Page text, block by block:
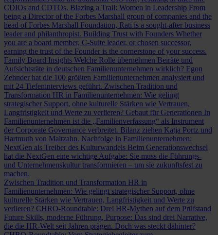
CDIOs and CDTOs. Blazing a Trail: Women in Leadership From
being a Director of the Forbes Marshall group of companies and the
head of Forbes Marshall Foundation, Rati is a sought-after business
leader and philanthropist. Building Trust with Founders Whether
you are a board member, C-Suite leader, or chosen successor,
earning the trust of the Founder is the cornerstone of your success.
Family Board Insights Welche Rolle übernehmen Beiräte und
Aufsichtsräte in deutschen Familienunternehmen wirklich? Egon
Zehnder hat die 100 größten Familienunternehmen analysiert und
mit 24 Tiefeninterviews geführt. Zwischen Tradition und
Transformation HR in Familienunternehmen: Wie gelingt
strategischer Support, ohne kulturelle Stärken wie Vertrauen,
Langfristigkeit und Werte zu verlieren? Gebaut für Generationen In
Familienunternehmen ist die „Familienverfassung“ als Instrument
der Corporate Governance verbreitet. Bilanz ziehen Katja Portz und
Hartmuth von Maltzahn. Nachfolge in Familienunternehmen:
NextGen als Treiber des Kulturwandels Beim Generationswechsel
hat die NextGen eine wichtige Aufgabe: Sie muss die Führungs-
und Unternehmenskultur transformieren – um sie zukunftsfest zu
machen.
Zwischen Tradition und Transformation HR in
Familienunternehmen: Wie gelingt strategischer Support, ohne
kulturelle Stärken wie Vertrauen, Langfristigkeit und Werte zu
verlieren? CHRO-Roundtable: Drei HR-Mythen auf dem Prüfstand
Future Skills, moderne Führung, Purpose: Das sind drei Narrative,
die die HR-Welt seit Jahren prägen. Doch was steckt dahinter?